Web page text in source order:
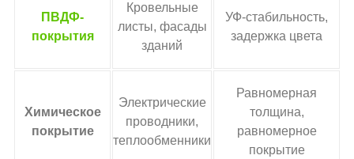
ПВДФ-
покрытия
Кровельные
листы, фасады
зданий
УФ-стабильность,
задержка цвета
Химическое
покрытие
Электрические
проводники,
теплообменники
Равномерная
толщина,
равномерное
покрытие